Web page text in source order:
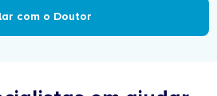
com o Doutor